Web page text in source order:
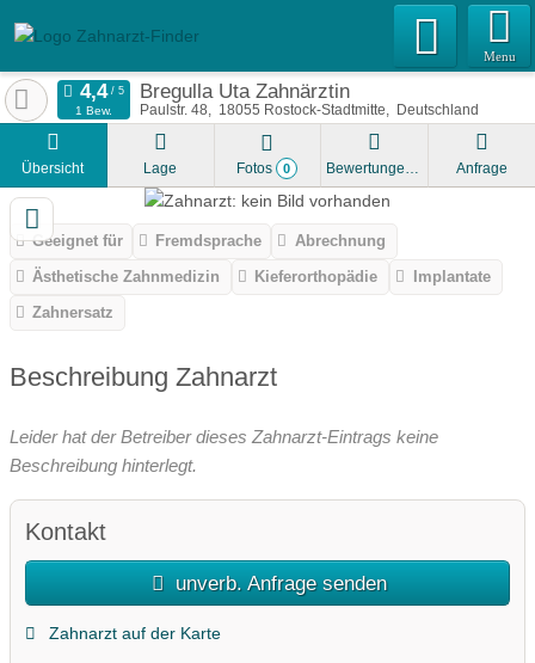
Menu
Bregulla Uta Zahnärztin
Paulstr. 48 18055 Rostock-Stadtmitte Deutschland
1 Bew.
Übersicht Lage Fotos 0 Bewertungen Anfrage
Geeignet für Fremdsprache
Abrechnung
Ästhetische Zahnmedizin
Kieferorthopädie
Implantate
Zahnersatz
Beschreibung Zahnarzt
Leider hat der Betreiber dieses Zahnarzt-Eintrags keine
Beschreibung hinterlegt.
Kontakt
unverb. Anfrage senden
Zahnarzt auf der Karte